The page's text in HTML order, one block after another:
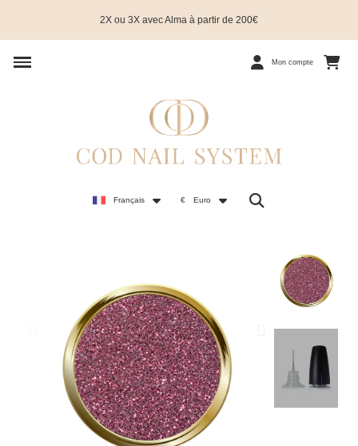
2X ou 3X avec Alma à partir de 200€
Mon compte
Français € Euro